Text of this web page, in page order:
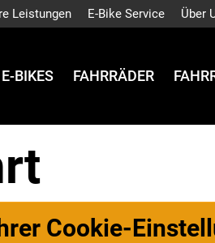
Leistungen E-Bike Service Über
E-BIKES FAHRRÄDER
Cookie-